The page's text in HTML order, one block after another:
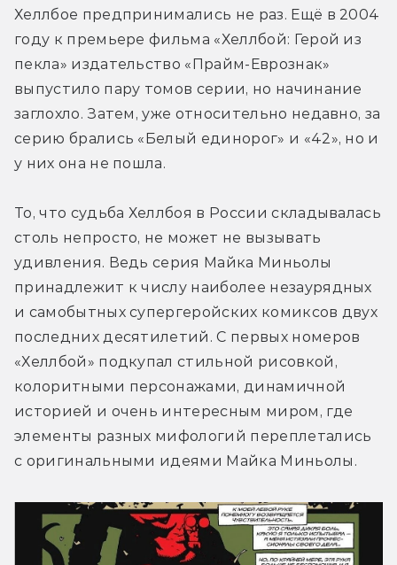
Хеллбое предпринимались не раз. Ещё в 2004
году к премьере фильма «Хеллбой: Герой из
пекла» издательство «Прайм-Еврознак»
выпустило пару томов серии, но начинание
заглохло. Затем, уже относительно недавно, за
серию брались «Белый единорог» и «42», но и
у них она не пошла.
То, что судьба Хеллбоя в России складывалась
столь непросто, не может не вызывать
удивления. Ведь серия Майка Миньолы
принадлежит к числу наиболее незаурядных
и самобытных супергеройских комиксов двух
последних десятилетий. С первых номеров
«Хеллбой» подкупал стильной рисовкой,
колоритными персонажами, динамичной
историей и очень интересным миром, где
элементы разных мифологий переплетались
с оригинальными идеями Майка Миньолы.